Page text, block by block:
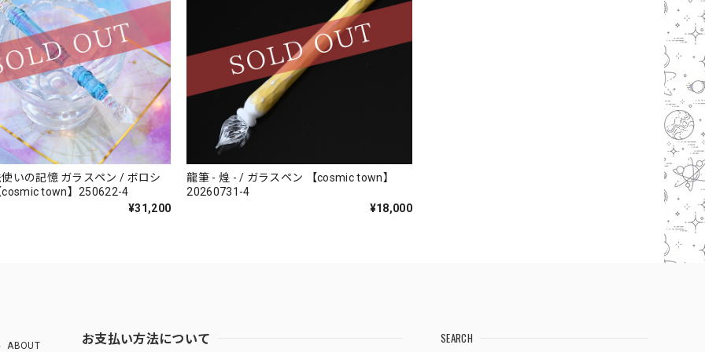
の記憶 ガラスペン / ボロシ
cosmic town】250622-4
¥31,200
龍筆 - 煌 - / ガラスペン 【cosmic town】
20260731-4
¥18,000
ABOUT お支払い方法について SEARCH